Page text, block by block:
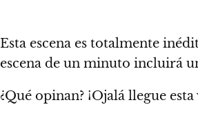
Esta escena es totalmente
escena de un minuto incluirá
¿Qué opinan? ¡Ojalá llegue